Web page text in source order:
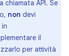
chiamata API. Se
non devi
in
il
per attività